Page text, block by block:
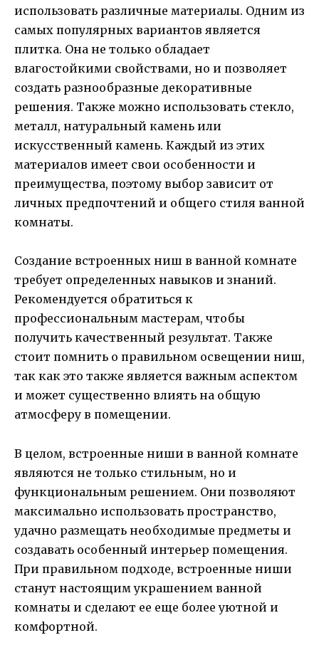
использовать различные материалы. Одним из
самых популярных вариантов является
плитка. Она не только обладает
влагостойкими свойствами, но и позволяет
создать разнообразные декоративные
решения. Также можно использовать стекло,
металл, натуральный камень или
искусственный камень. Каждый из этих
материалов имеет свои особенности и
преимущества, поэтому выбор зависит от
личных предпочтений и общего стиля ванной
комнаты.
Создание встроенных ниш в ванной комнате
требует определенных навыков и знаний.
Рекомендуется обратиться к
профессиональным мастерам, чтобы
получить качественный результат. Также
стоит помнить о правильном освещении ниш,
так как это также является важным аспектом
и может существенно влиять на общую
атмосферу в помещении.
В целом, встроенные ниши в ванной комнате
являются не только стильным, но и
функциональным решением. Они позволяют
максимально использовать пространство,
удачно размещать необходимые предметы и
создавать особенный интерьер помещения.
При правильном подходе, встроенные ниши
станут настоящим украшением ванной
комнаты и сделают ее еще более уютной и
комфортной.